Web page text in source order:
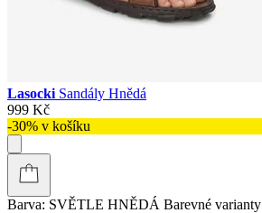
Lasocki Sandály Hnědá
999 Kč
-30% v košíku
Barva: SVĚTLE HNĚDÁ Barevné varianty